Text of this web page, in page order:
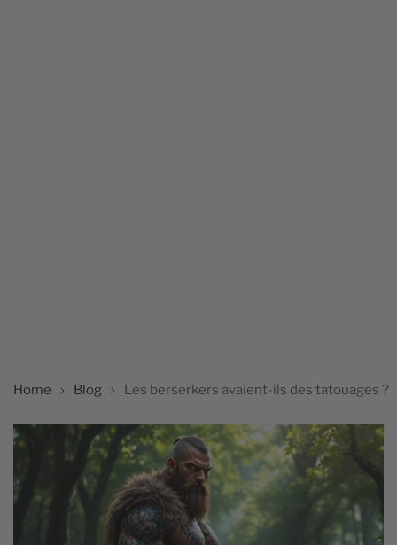
Home Blog Les berserkers avaient-ils des tatouages ?